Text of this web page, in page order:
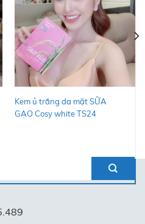
Kem ủ trắng da mặt SỮA
GẠO Cosy white TS24